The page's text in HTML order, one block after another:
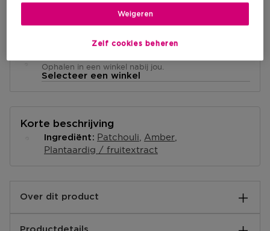
Ophalen in een winkel nabij jou.
Selecteer een winkel
Korte beschrijving
Ingrediënt Patchouli Amber
Plantaardig / fruitextract
Over dit product
Zelf cookies beheren
Weigeren